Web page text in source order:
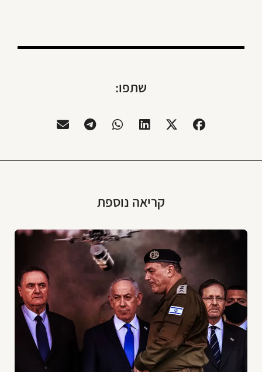
שתפו:
קריאה נוספת